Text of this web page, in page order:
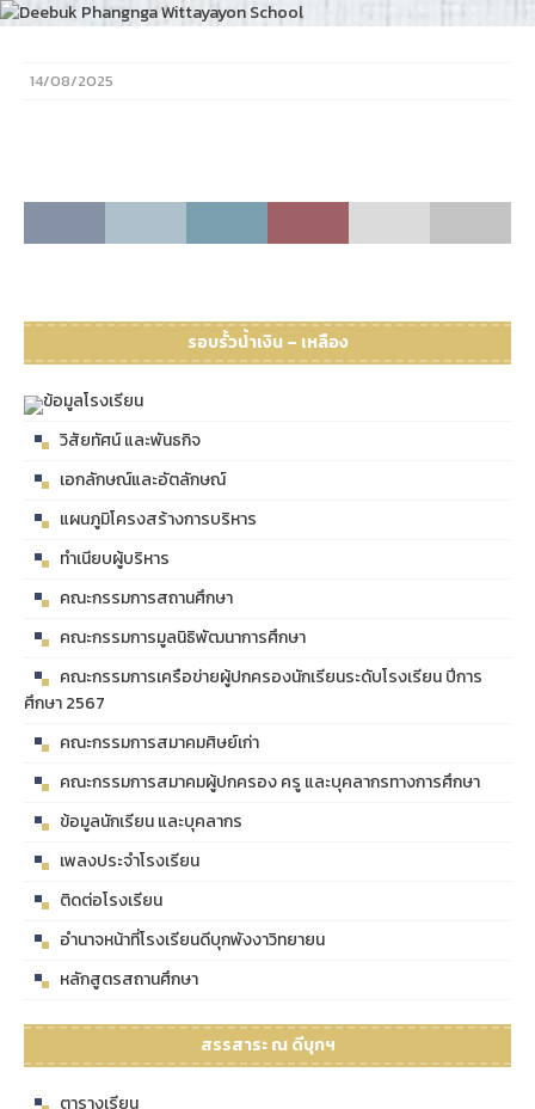
14/08/2025
รอบรั้วน้ำเงิน – เหลือง
ข้อมูลโรงเรียน
วิสัยทัศน์ และพันธกิจ
เอกลักษณ์และอัตลักษณ์
แผนภูมิโครงสร้างการบริหาร
ทำเนียบผู้บริหาร
คณะกรรมการสถานศึกษา
คณะกรรมการมูลนิธิพัฒนาการศึกษา
คณะกรรมการเครือข่ายผู้ปกครองนักเรียนระดับโรงเรียน ปีการ
ศึกษา 2567
คณะกรรมการสมาคมศิษย์เก่า
คณะกรรมการสมาคมผู้ปกครอง ครู และบุคลากรทางการศึกษา
ข้อมูลนักเรียน และบุคลากร
เพลงประจำโรงเรียน
ติดต่อโรงเรียน
อำนาจหน้าที่โรงเรียนดีบุกพังงาวิทยายน
หลักสูตรสถานศึกษา
สรรสาระ ณ ดีบุกฯ
ตารางเรียน